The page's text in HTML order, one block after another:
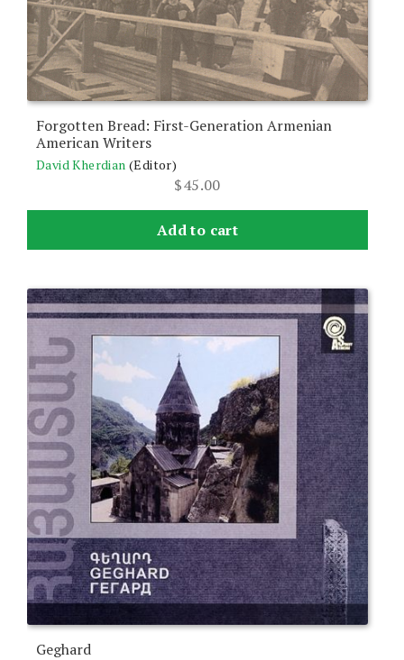
Forgotten Bread: First-Generation Armenian
American Writers
David Kherdian (Editor)
$45.00
Add to cart
Geghard